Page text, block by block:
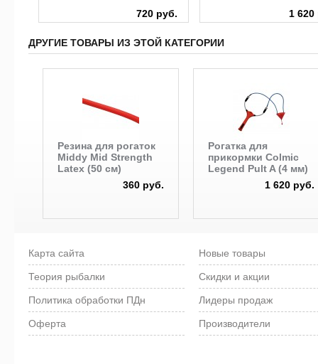
720 руб.
1 620
ДРУГИЕ ТОВАРЫ ИЗ ЭТОЙ КАТЕГОРИИ
Резина для рогаток
Middy Mid Strength
Latex (50 см)
360 руб.
Рогатка для
прикормки Colmic
Legend Pult A (4 мм)
1 620 руб.
Карта сайта
Теория рыбалки
Политика обработки ПДн
Оферта
Новые товары
Скидки и акции
Лидеры продаж
Производители